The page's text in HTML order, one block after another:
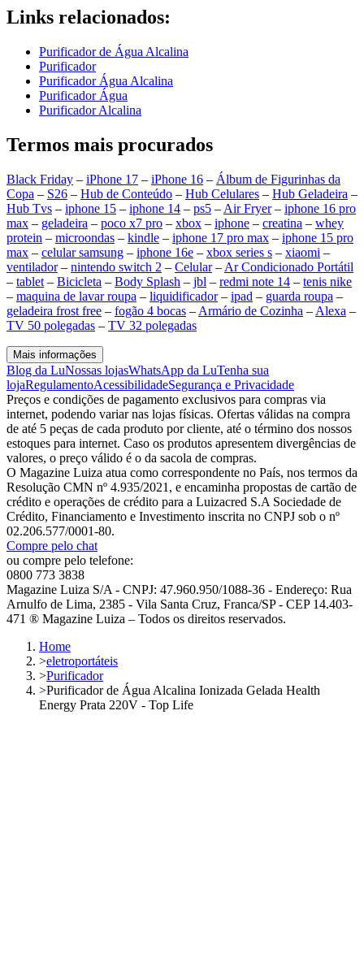
Links relacionados:
Purificador de Água Alcalina
Purificador
Purificador Água Alcalina
Purificador Água
Purificador Alcalina
Termos mais procurados
Black Friday – iPhone 17 – iPhone 16 – Álbum de Figurinhas da
Copa – S26 – Hub de Conteúdo – Hub Celulares – Hub Geladeira –
Hub Tvs – iphone 15 – iphone 14 – ps5 – Air Fryer– iphone 16 pro
max – geladeira – poco x7 pro – xbox – iphone – creatina – whey
protein – microondas – kindle – iphone 17 pro max – iphone 15 pro
max – celular samsung – iphone 16e – xbox series s – xiaomi –
ventilador– nintendo switch 2 – Celular– Ar Condicionado Portátil
– tablet – Bicicleta – Body Splash – jbl – redmi note 14 – tenis nike
– maquina de lavar roupa – liquidificador– ipad – guarda roupa –
geladeira frost free – fogão 4 bocas – Armário de Cozinha – Alexa –
TV 50 polegadas – TV 32 polegadas
Mais informações
Blog da LuNossas lojasWhatsApp da LuTenha sua
lojaRegulamentoAcessibilidadeSegurança e Privacidade
Preços e condições de pagamento exclusivos para compras via
internet, podendo variar nas lojas físicas. Ofertas válidas na compra
de até 5 peças de cada produto por cliente, até o término dos nossos
estoques para internet. Caso os produtos apresentem divergências de
valores, o preço válido é o da sacola de compras.
O Magazine Luiza atua como correspondente no País, nos termos da
Resolução CMN nº 4.935/2021, e encaminha propostas de cartão de
crédito e operações de crédito para a Luizacred S.A Sociedade de
Crédito, Financiamento e Investimento inscrita no CNPJ sob o nº
02.206.577/0001-80.
Compre pelo chat
ou compre pelo telefone:
0800 773 3838
Magazine Luiza S/A - CNPJ: 47.960.950/1088-36 - Endereço: Rua
Arnulfo de Lima, 2385 - Vila Santa Cruz, Franca/SP - CEP 14.403-
471 ® Magazine Luiza – Todos os direitos reservados.
Home
>eletroportáteis
>Purificador
>Purificador de Água Alcalina Ionizada Gelada Health
Energy Prata 220V - Top Life